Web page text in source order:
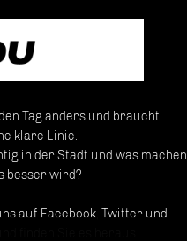
Tag anders und braucht
klare Linie.
in der Stadt und was machen
besser wird?
auf Facebook, Twitter und